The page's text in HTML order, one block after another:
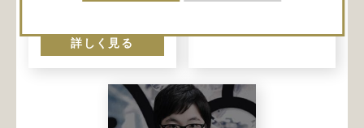
詳しく見る